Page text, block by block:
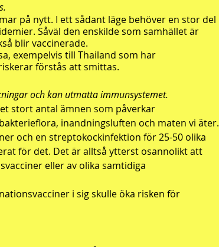
på nytt. I ett sådant läge behöver en stor del
Såväl den enskilde som samhället är
blir vaccinerade.
exempelvis till Thailand som har
förstås att smittas.
och kan utmatta immunsystemet.
stort antal ämnen som påverkar
inandningsluften och maten vi äter.
och en streptokockinfektion för 25-50 olika
för det. Det är alltså ytterst osannolikt att
eller av olika samtidiga
i sig skulle öka risken för